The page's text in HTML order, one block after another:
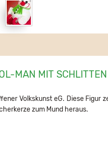
MAN MIT SCHLITTEN
Volkskunst eG. Diese
zum Mund heraus.